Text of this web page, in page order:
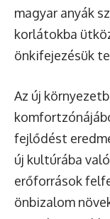
magyar anyák
korlátokba
önkifejezésük
Az új
fejlődést
új kultúrába
erőforrások
önbizalom